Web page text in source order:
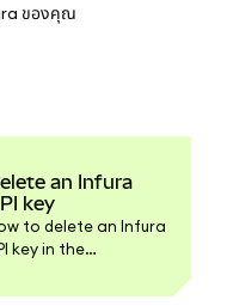
ของคุณ
an Infura
key
to delete an Infura
key in the